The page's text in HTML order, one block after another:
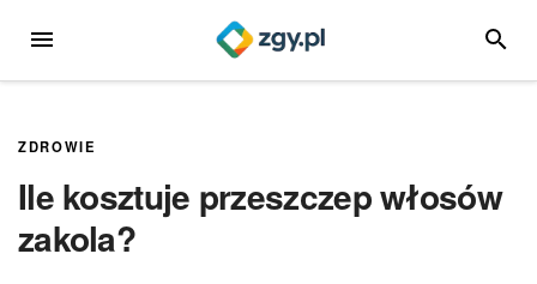
MENU
ZDROWIE
Ile kosztuje przeszczep włosów
zakola?